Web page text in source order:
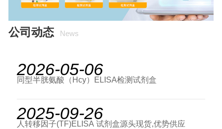
公司动态 News
2026-05-06
同型半胱氨酸（Hcy）ELISA检测试剂盒
2025-09-26
人转移因子(TF)ELISA 试剂盒源头现货,优势供应